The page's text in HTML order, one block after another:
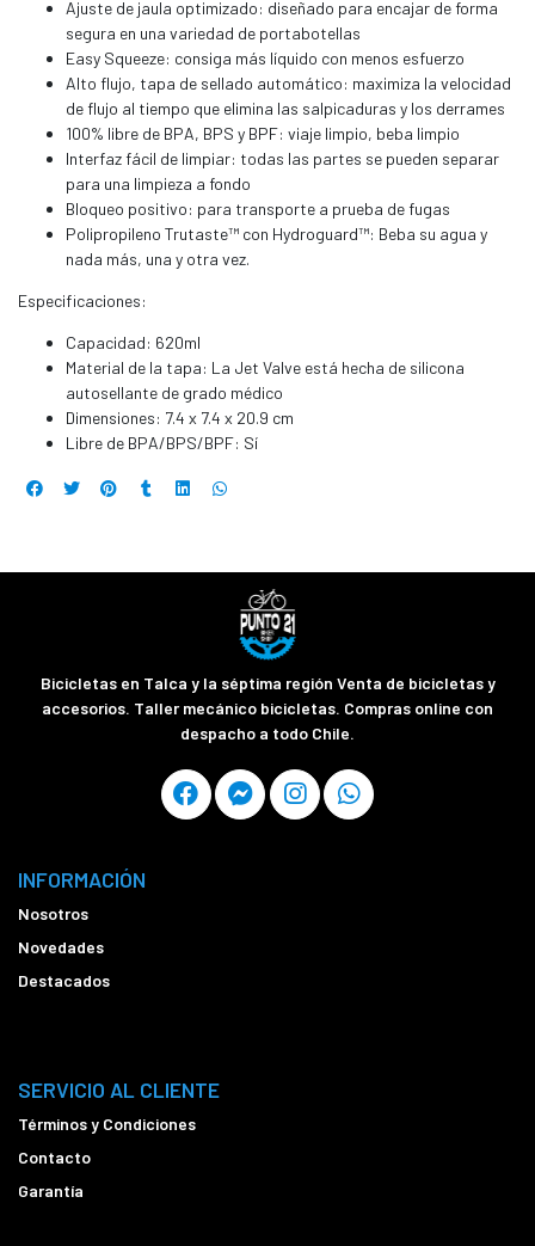
Ajuste de jaula optimizado: diseñado para encajar de forma
segura en una variedad de portabotellas
Easy Squeeze: consiga más líquido con menos esfuerzo
Alto flujo, tapa de sellado automático: maximiza la velocidad
de flujo al tiempo que elimina las salpicaduras y los derrames
100% libre de BPA, BPS y BPF: viaje limpio, beba limpio
Interfaz fácil de limpiar: todas las partes se pueden separar
para una limpieza a fondo
Bloqueo positivo: para transporte a prueba de fugas
Polipropileno Trutaste™ con Hydroguard™: Beba su agua y
nada más, una y otra vez.
Especificaciones:
Capacidad: 620ml
Material de la tapa: La Jet Valve está hecha de silicona
autosellante de grado médico
Dimensiones: 7.4 x 7.4 x 20.9 cm
Libre de BPA/BPS/BPF: Sí
Bicicletas en Talca y la séptima región Venta de bicicletas y
accesorios. Taller mecánico bicicletas. Compras online con
despacho a todo Chile.
INFORMACIÓN
Nosotros
Novedades
Destacados
SERVICIO AL CLIENTE
Términos y Condiciones
Contacto
Garantía